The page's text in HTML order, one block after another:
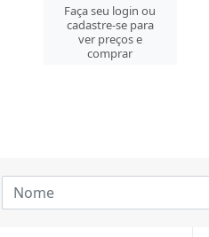
Faça seu login ou
cadastre-se para
ver preços e
comprar